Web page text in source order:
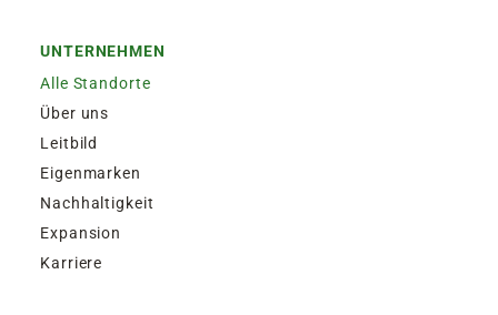
UNTERNEHMEN
Alle Standorte
Über uns
Leitbild
Eigenmarken
Nachhaltigkeit
Expansion
Karriere